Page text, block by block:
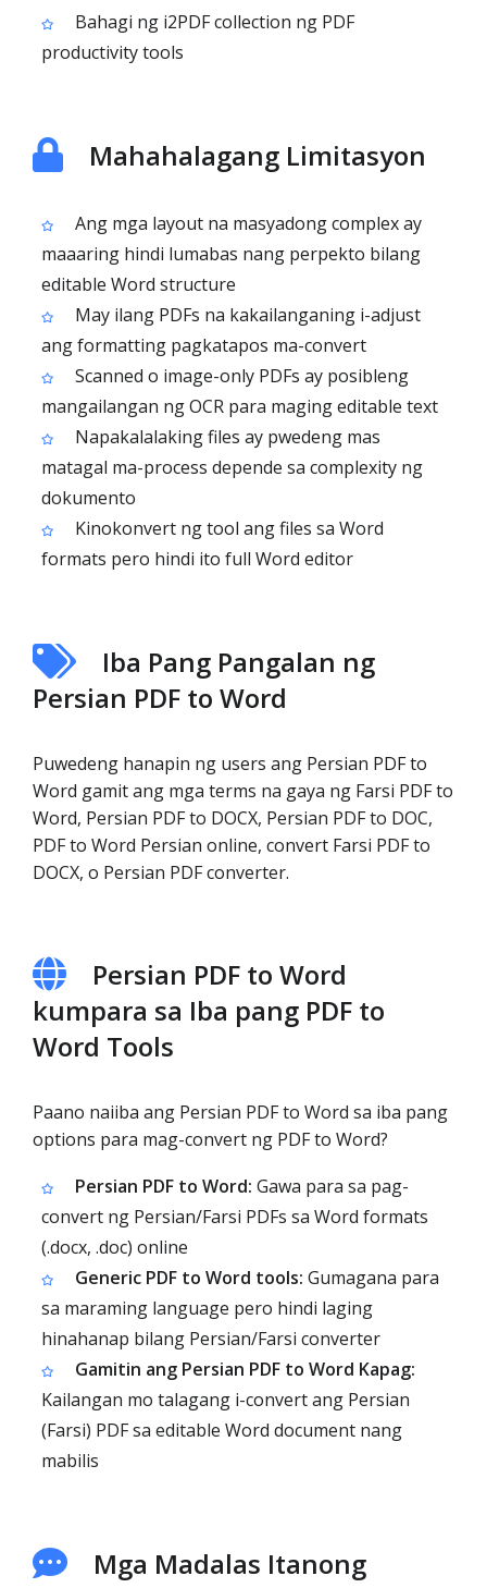
Bahagi ng i2PDF collection ng PDF
productivity tools
Mahahalagang Limitasyon
Ang mga layout na masyadong complex ay
maaaring hindi lumabas nang perpekto bilang
editable Word structure
May ilang PDFs na kakailanganing i-adjust
ang formatting pagkatapos ma-convert
Scanned o image-only PDFs ay posibleng
mangailangan ng OCR para maging editable text
Napakalalaking files ay pwedeng mas
matagal ma-process depende sa complexity ng
dokumento
Kinokonvert ng tool ang files sa Word
formats pero hindi ito full Word editor
Iba Pang Pangalan ng
Persian PDF to Word
Puwedeng hanapin ng users ang Persian PDF to
Word gamit ang mga terms na gaya ng Farsi PDF to
Word, Persian PDF to DOCX, Persian PDF to DOC,
PDF to Word Persian online, convert Farsi PDF to
DOCX, o Persian PDF converter.
Persian PDF to Word
kumpara sa Iba pang PDF to
Word Tools
Paano naiiba ang Persian PDF to Word sa iba pang
options para mag-convert ng PDF to Word?
Persian PDF to Word: Gawa para sa pag-
convert ng Persian/Farsi PDFs sa Word formats
(.docx, .doc) online
Generic PDF to Word tools: Gumagana para
sa maraming language pero hindi laging
hinahanap bilang Persian/Farsi converter
Gamitin ang Persian PDF to Word Kapag:
Kailangan mo talagang i-convert ang Persian
(Farsi) PDF sa editable Word document nang
mabilis
Mga Madalas Itanong